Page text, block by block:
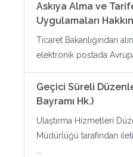
Askıya Alma ve
Uygulamaları
Ticaret Bakanlığından
elektronik postada
Geçici Süreli
Bayramı Hk.)
Ulaştırma Hizmetleri
Müdürlüğü tarafından